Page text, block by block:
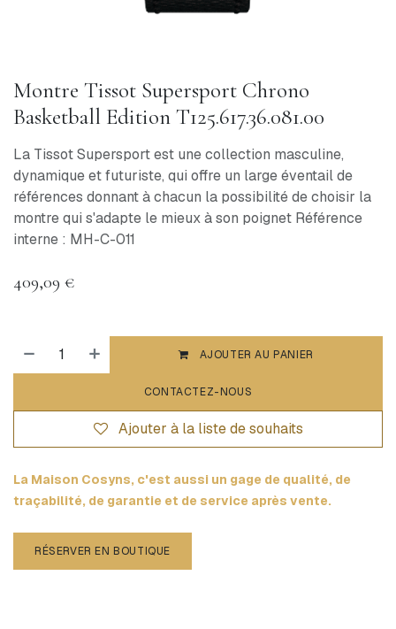
Montre Tissot Supersport Chrono
Basketball Edition T125.617.36.081.00
La Tissot Supersport est une collection masculine,
dynamique et futuriste, qui offre un large éventail de
références donnant à chacun la possibilité de choisir la
montre qui s'adapte le mieux à son poignet Référence
interne : MH-C-011
409,09 €
AJOUTER AU PANIER
CONTACTEZ-NOUS
Ajouter à la liste de souhaits
La Maison Cosyns, c'est aussi un gage de qualité, de
traçabilité, de garantie et de service après vente.
RÉSERVER EN BOUTIQUE